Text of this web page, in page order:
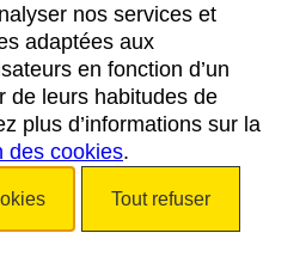
LÉGALES
CONFIDENTIALITÉ
COOKIES
nos services et
adaptées aux
en fonction d’un
de leurs habitudes de
plus d’informations sur la
des cookies.
Tout refuser